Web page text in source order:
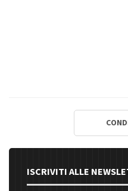
ISCRIVITI ALLE